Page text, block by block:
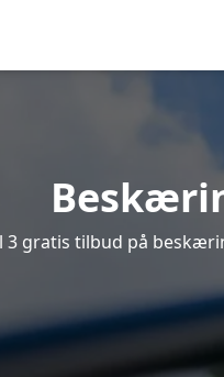
3 gratis tilbud på